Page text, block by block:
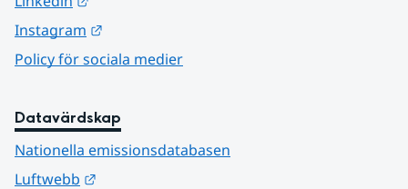
Instagram
Policy för sociala medier
Datavärdskap
Nationella emissionsdatabasen
Luftwebb